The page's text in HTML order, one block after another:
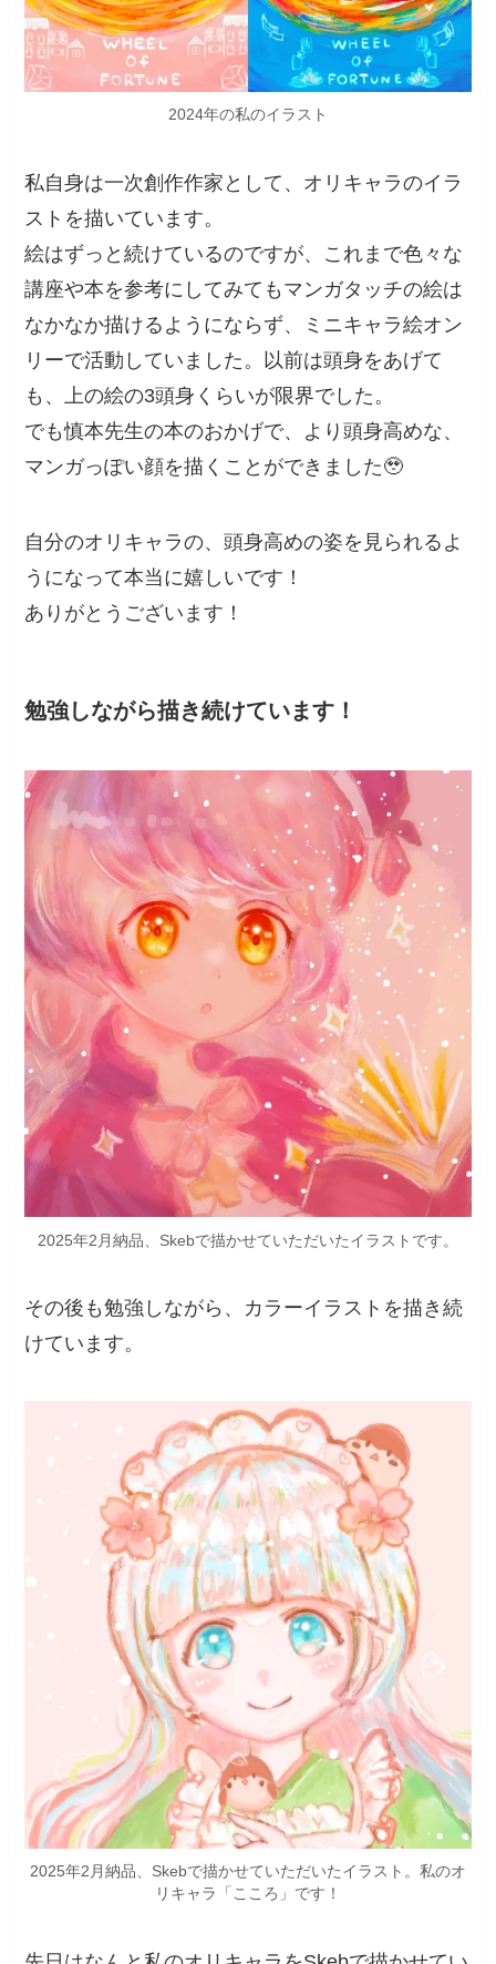
2024年の私のイラスト
私自身は一次創作作家として、オリキャラのイラ
ストを描いています。
絵はずっと続けているのですが、これまで色々な
講座や本を参考にしてみてもマンガタッチの絵は
なかなか描けるようにならず、ミニキャラ絵オン
リーで活動していました。以前は頭身をあげて
も、上の絵の3頭身くらいが限界でした。
でも慎本先生の本のおかげで、より頭身高めな、
マンガっぽい顔を描くことができました🥹
自分のオリキャラの、頭身高めの姿を見られるよ
うになって本当に嬉しいです！
ありがとうございます！
勉強しながら描き続けています！
2025年2月納品、Skebで描かせていただいたイラストです。
その後も勉強しながら、カラーイラストを描き続
けています。
2025年2月納品、Skebで描かせていただいたイラスト。私のオ
リキャラ「こころ」です！